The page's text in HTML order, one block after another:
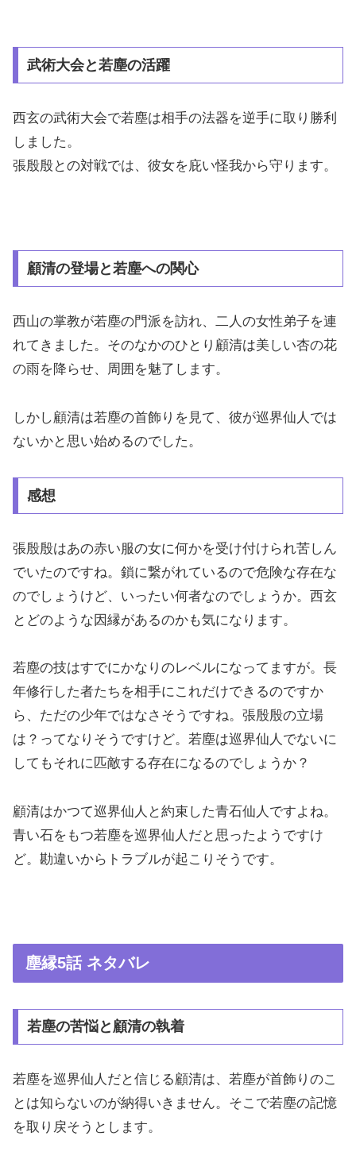
武術大会と若塵の活躍
西玄の武術大会で若塵は相手の法器を逆手に取り勝利
しました。
張殷殷との対戦では、彼女を庇い怪我から守ります。
顧清の登場と若塵への関心
西山の掌教が若塵の門派を訪れ、二人の女性弟子を連
れてきました。そのなかのひとり顧清は美しい杏の花
の雨を降らせ、周囲を魅了します。
しかし顧清は若塵の首飾りを見て、彼が巡界仙人では
ないかと思い始めるのでした。
感想
張殷殷はあの赤い服の女に何かを受け付けられ苦しん
でいたのですね。鎖に繋がれているので危険な存在な
のでしょうけど、いったい何者なのでしょうか。西玄
とどのような因縁があるのかも気になります。
若塵の技はすでにかなりのレベルになってますが。長
年修行した者たちを相手にこれだけできるのですか
ら、ただの少年ではなさそうですね。張殷殷の立場
は？ってなりそうですけど。若塵は巡界仙人でないに
してもそれに匹敵する存在になるのでしょうか？
顧清はかつて巡界仙人と約束した青石仙人ですよね。
青い石をもつ若塵を巡界仙人だと思ったようですけ
ど。勘違いからトラブルが起こりそうです。
塵縁5話 ネタバレ
若塵の苦悩と顧清の執着
若塵を巡界仙人だと信じる顧清は、若塵が首飾りのこ
とは知らないのが納得いきません。そこで若塵の記憶
を取り戻そうとします。